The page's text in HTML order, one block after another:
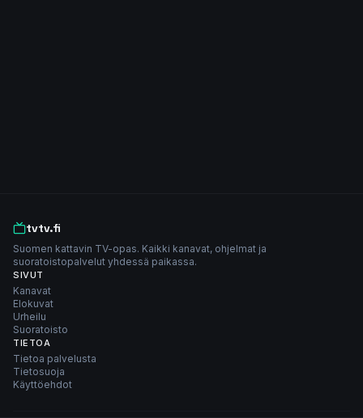
tvtv.fi
Suomen kattavin TV-opas. Kaikki kanavat, ohjelmat ja
suoratoistopalvelut yhdessä paikassa.
SIVUT
Kanavat
Elokuvat
Urheilu
Suoratoisto
TIETOA
Tietoa palvelusta
Tietosuoja
Käyttöehdot